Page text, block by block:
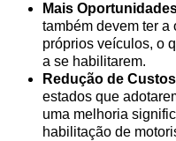
Mais
também devem ter
próprios veículos, o
a se habilitarem.
Redução de
estados que
uma melhoria
habilitação de